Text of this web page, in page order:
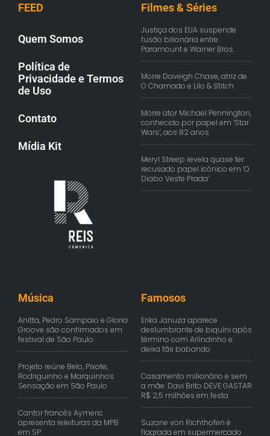
FEED
Quem Somos
Política de
Privacidade e Termos
de Uso
Contato
Mídia Kit
Filmes & Séries
Justiça dos EUA suspende
fusão bilionária entre
Paramount e Warner Bros.
Morre Daveigh Chase, atriz de
O Chamado e Lilo & Stitch
Morre ator Michael Pennington,
conhecido por papel em ‘Star
Wars’, aos 82 anos
Meryl Streep revela quase ter
recusado papel icônico em ‘O
Diabo Veste Prada’
Música
Anitta, Pedro Sampaio e Gloria
Groove são confirmados em
festival de São Paulo
Projeto reúne Belo, Pixote,
Rodriguinho e Marquinhos
Sensação em São Paulo
Cantor francês Aymeric
apresenta releituras da MPB
em SP
Famosos
Erika Januza aparece
deslumbrante de biquíni após
término com Arlindinho e
deixa fãs babando
Casamento milionário e sem
a mãe: Davi Brito DEVE GASTAR
R$ 2,5 milhões em festa
Suzane von Richthofen é
flagrada em supermercado